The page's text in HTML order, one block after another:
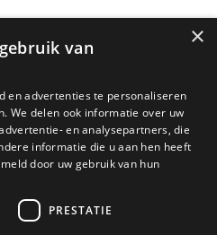
×
van
en advertenties te personaliseren
We delen ook informatie over uw
en analysepartners, die
informatie die u aan hen heeft
door uw gebruik van hun
PRESTATIE